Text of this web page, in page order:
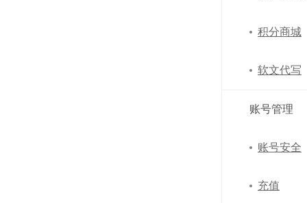
积分商城
软文代写
账号管理
账号安全
充值